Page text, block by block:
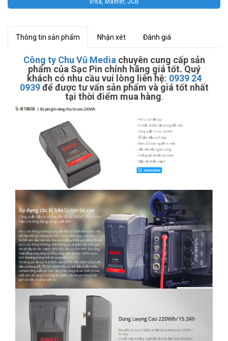
Visa, Master, JCB
Thông tin sản phẩm Nhận xét Đánh giá
Công ty Chu Vũ Media chuyên cung cấp sản
phẩm của Sạc Pin chính hãng giá tốt. Quý
khách có nhu cầu vui lòng liên hệ: 0939 24
0939 để được tư vấn sản phẩm và giá tốt nhất
tại thời điểm mua hàng.